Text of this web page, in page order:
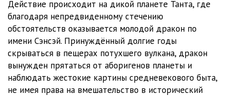
Действие происходит на дикой планете Танта, где
благодаря непредвиденному стечению
обстоятельств оказывается молодой дракон по
имени Сэнсэй. Принуждённый долгие годы
скрываться в пещерах потухшего вулкана, дракон
вынужден прятаться от аборигенов планеты и
наблюдать жестокие картины средневекового быта,
не имея права на вмешательство в исторический